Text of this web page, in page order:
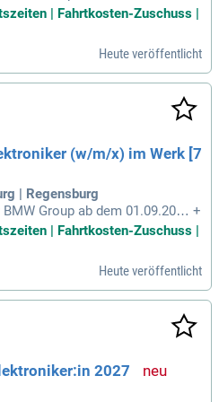
Bewerbung und Ausbildungs
sind gute Deuts
und Urlaubsgeld sowie her
Genießen Sie flexible Arb
und zahlreiche Entwicklun
bieten wir vergünstigte Azubi-
eine Vielzahl an Freizeitangebo
Vorteile und Benefits unter b
| Fahrtkosten-Zuschuss |
Heute veröffentlicht
(w/m/x) im Werk [7
| Regensburg
Group ab dem 01.09.202
und mindestens die
basiert auf Persönlichkeit, E
und Urlaubsgeld sowie fle
wir hervorragende Überna
Pr
betrieblichen Gesundheitsa
die deine Ausbildu
+
| Fahrtkosten-Zuschuss |
Heute veröffentlicht
2027